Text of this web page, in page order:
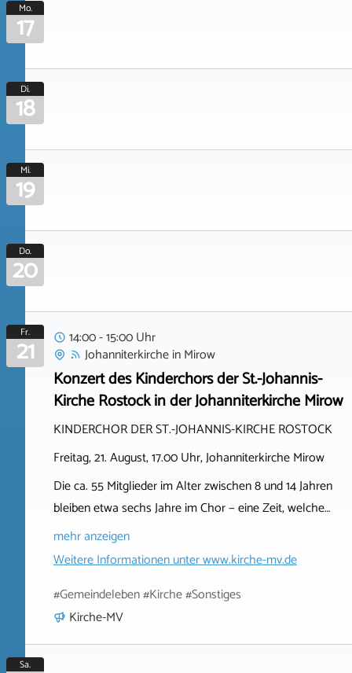
Mo.
17
Di.
18
Mi.
19
Do.
20
Fr.
21
14:00 - 15:00 Uhr
JohanniterkircheinMirow
Konzert des Kinderchors der St.-Johannis-
Kirche Rostock in der Johanniterkirche Mirow
KINDERCHOR DER ST.-JOHANNIS-KIRCHE ROSTOCK
Freitag, 21. August, 17.00 Uhr, Johanniterkirche Mirow
Die ca. 55 Mitglieder im Alter zwischen 8 und 14 Jahren
bleiben etwa sechs Jahre im Chor − eine Zeit, welche…
mehr anzeigen
Weitere Informationen unterwww.kirche-mv.de
#Gemeindeleben #Kirche #Sonstiges
Kirche-MV
Sa.